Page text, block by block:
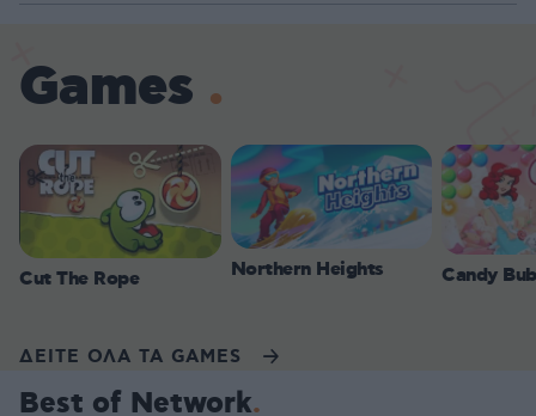
Games
Cut The Rope Northern Heights Candy
ΔΕΙΤΕ ΟΛΑ ΤΑ GAMES
Best of Network